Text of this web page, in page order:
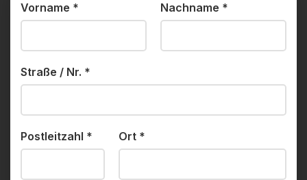
Vorname * Nachname *
Straße / Nr. *
Postleitzahl * Ort *